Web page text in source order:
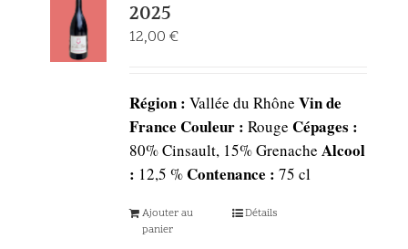
2025
12,00 €
Région : Vallée du Rhône Vin de
France Couleur : Rouge Cépages :
80% Cinsault, 15% Grenache Alcool
: 12,5 %Contenance : 75 cl
Ajouter au
panier
Détails